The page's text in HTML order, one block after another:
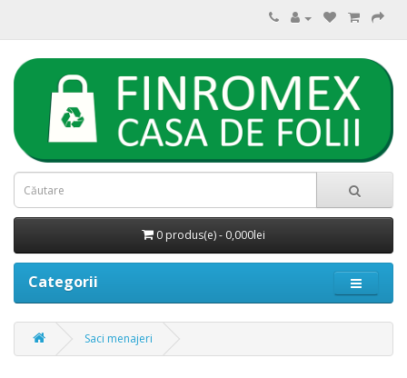
0 produs(e) - 0,000lei
Categorii
Saci menajeri